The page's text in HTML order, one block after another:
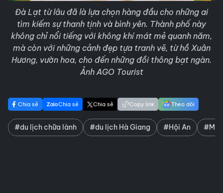
Đà Lạt từ lâu đã là lựa chọn hàng đầu cho những ai
tìm kiếm sự thanh tịnh và bình yên. Thành phố này
không chỉ nổi tiếng với không khí mát mẻ quanh năm,
mà còn với những cảnh đẹp tựa tranh vẽ, từ hồ Xuân
Hương, vườn hoa, cho đến những đồi thông bạt ngàn.
Ảnh AGO Tourist
Chia sẻ Chia sẻ Chia sẻ Copy link Theo dõi
#du lịch chữa lành #du lịch Hà Giang #Hội An